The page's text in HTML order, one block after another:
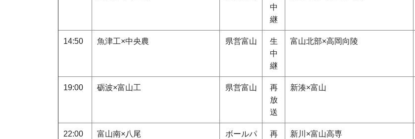
中
継
14:50 魚津工×中央農 県営富山
生
中
継
富山北部×高岡向陵
19:00 砺波×富山工 県営富山
再
放
送
新湊×富山
22:00 富山南×八尾
ボールパ
再
新川×富山高専